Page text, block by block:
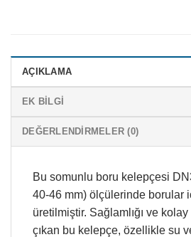
AÇIKLAMA
EK BILGI
DEĞERLENDIRMELER (0)
Bu somunlu boru kelepçesi
40-46 mm) ölçülerinde borular
üretilmiştir. Sağlamlığı ve
çıkan bu kelepçe, özellikle su